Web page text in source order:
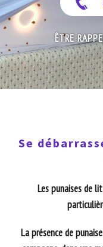
ÊTRE
Se
Les punaises de
La présence de